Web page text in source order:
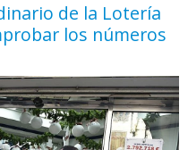
de la Lotería
los números